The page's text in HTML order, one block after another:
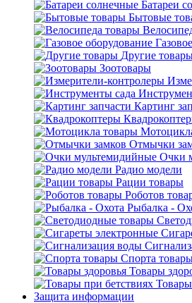
Батареи
Бытовые
Другие
Зоотовары
Картинг
Отмычки
Очки
Радио модели
Рации товары
Роботов
Рыбалка -
Спорта
Товары
Защита информации